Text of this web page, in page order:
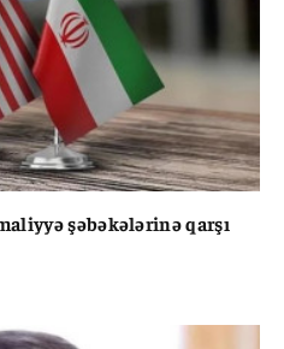
şəbəkələrinə qarşı